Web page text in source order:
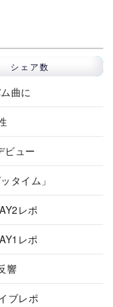
シェア数
曲に
ビュー
タイム」
レポ
レポ
響
ブレポ